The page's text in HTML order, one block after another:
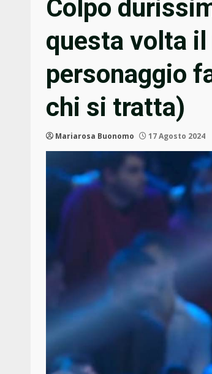
Colpo
questa volta
personaggio
chi si tratta)
Mariarosa Buonomo 17 Agosto 2024